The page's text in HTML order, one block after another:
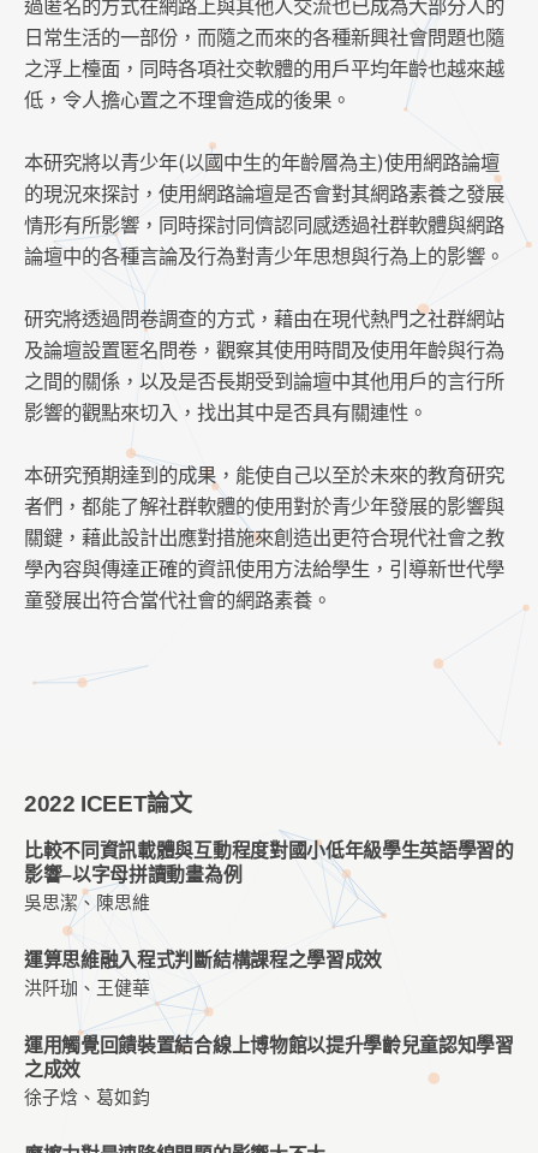
過匿名的方式在網路上與其他人交流也已成為大部分人的
日常生活的一部份，而隨之而來的各種新興社會問題也隨
之浮上檯面，同時各項社交軟體的用戶平均年齡也越來越
低，令人擔心置之不理會造成的後果。
本研究將以青少年(以國中生的年齡層為主)使用網路論壇
的現況來探討，使用網路論壇是否會對其網路素養之發展
情形有所影響，同時探討同儕認同感透過社群軟體與網路
論壇中的各種言論及行為對青少年思想與行為上的影響。
研究將透過問卷調查的方式，藉由在現代熱門之社群網站
及論壇設置匿名問卷，觀察其使用時間及使用年齡與行為
之間的關係，以及是否長期受到論壇中其他用戶的言行所
影響的觀點來切入，找出其中是否具有關連性。
本研究預期達到的成果，能使自己以至於未來的教育研究
者們，都能了解社群軟體的使用對於青少年發展的影響與
關鍵，藉此設計出應對措施來創造出更符合現代社會之教
學內容與傳達正確的資訊使用方法給學生，引導新世代學
童發展出符合當代社會的網路素養。
2022 ICEET論文
比較不同資訊載體與互動程度對國小低年級學生英語學習的
影響–以字母拼讀動畫為例
吳思潔、陳思維
運算思維融入程式判斷結構課程之學習成效
洪阡珈、王健華
運用觸覺回饋裝置結合線上博物館以提升學齡兒童認知學習
之成效
徐子焓、葛如鈞